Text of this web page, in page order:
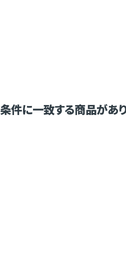
条件に一致する商品があ